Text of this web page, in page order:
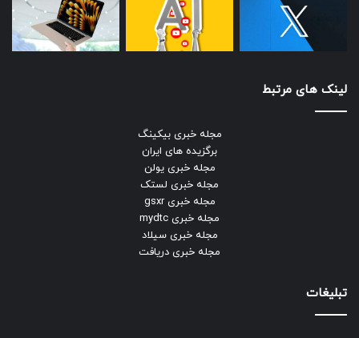
لینک های مرتبط
مجله خبری بیکینگ
برگزیده های ایران
مجله خبری یولن
مجله خبری لستک
مجله خبری gsxr
مجله خبری mydtc
مجله خبری سیلاد
مجله خبری دریافت
تبلیغات